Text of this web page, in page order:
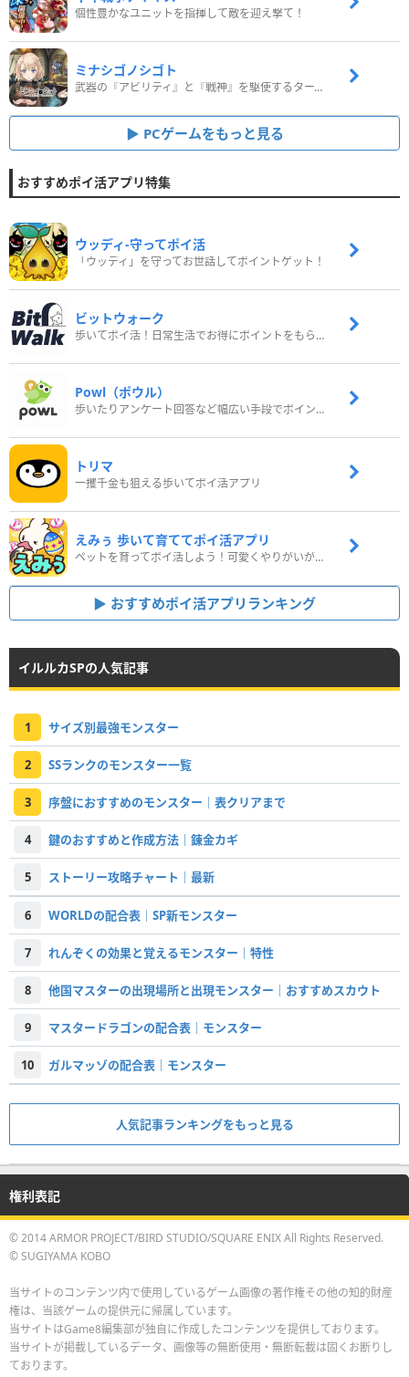
個性豊かなユニットを指揮して敵を迎え撃て！
ミナシゴノシゴト
武器の『アビリティ』と『戦神』を駆使するターン制コマンドバトルRPG！
PCゲームをもっと見る
おすすめポイ活アプリ特集
ウッディ‐守ってポイ活
「ウッディ」を守ってお世話してポイントゲット！
ビットウォーク
歩いてポイ活！日常生活でお得にポイントをもらおう
Powl（ポウル）
歩いたりアンケート回答など幅広い手段でポイントをゲット
トリマ
一攫千金も狙える歩いてポイ活アプリ
えみぅ 歩いて育ててポイ活アプリ
ペットを育ってポイ活しよう！可愛くやりがいがある新感覚アプリ
おすすめポイ活アプリランキング
イルルカSPの人気記事
1 サイズ別最強モンスター
2 SSランクのモンスター一覧
3 序盤におすすめのモンスター｜表クリアまで
4 鍵のおすすめと作成方法｜錬金カギ
5 ストーリー攻略チャート｜最新
6 WORLDの配合表｜SP新モンスター
7 れんぞくの効果と覚えるモンスター｜特性
8 他国マスターの出現場所と出現モンスター｜おすすめスカウト
9 マスタードラゴンの配合表｜モンスター
10 ガルマッゾの配合表｜モンスター
人気記事ランキングをもっと見る
権利表記
© 2014 ARMOR PROJECT/BIRD STUDIO/SQUARE ENIX All Rights Reserved.
© SUGIYAMA KOBO
当サイトのコンテンツ内で使用しているゲーム画像の著作権その他の知的財産
権は、当該ゲームの提供元に帰属しています。
当サイトはGame8編集部が独自に作成したコンテンツを提供しております。
当サイトが掲載しているデータ、画像等の無断使用・無断転載は固くお断りし
ております。